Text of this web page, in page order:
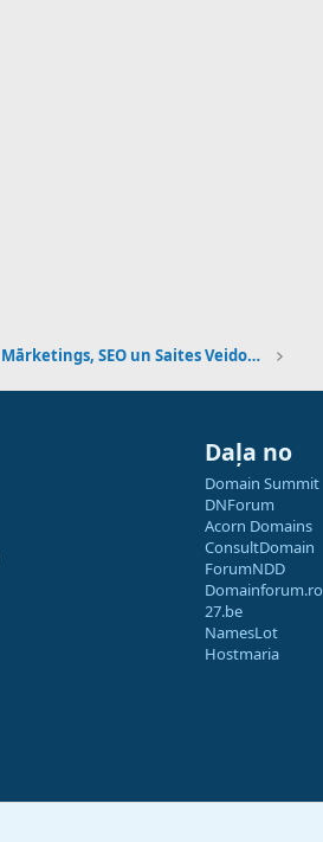
Digitālais Mārketings, SEO un Saites Veidošana
Daļa no
Domain Summit
DNForum
Acorn Domains
ConsultDomain
ForumNDD
Domainforum.ro
27.be
NamesLot
Hostmaria